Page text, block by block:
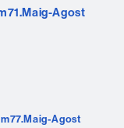
Agost
Agost